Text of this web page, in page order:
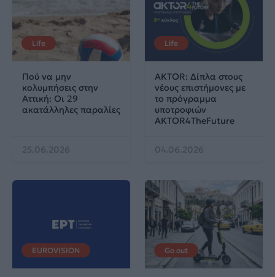
Life
Πού να μην
κολυμπήσεις στην
Αττική: Οι 29
ακατάλληλες παραλίες
25.06.2026
Life
AKTOR: Δίπλα στους
νέους επιστήμονες με
το πρόγραμμα
υποτροφιών
AKTOR4TheFuture
04.06.2026
EUROVISION Go out